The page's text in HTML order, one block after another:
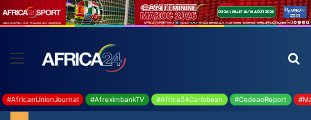
#AfricanUnionJournal #AfreximbankTV #Africa24Caribbean #CedeaoReport